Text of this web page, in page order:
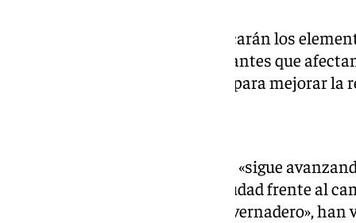
Asimismo, precisan, se identificarán los
del cambio climático más relevantes que
objetivo de implantar acciones para mejorar
Con este paso, el Ayuntamiento «sigue
aumentar la resiliencia de la ciudad frente al
emisiones de gases de efecto invernadero», han